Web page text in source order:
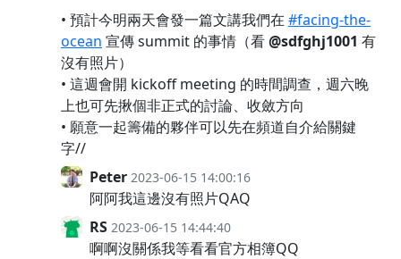
• 預計今明兩天會發一篇文講我們在 #facing-the-
ocean 宣傳 summit 的事情（看@sdfghj1001 有
沒有照片）
• 這週會開 kickoff meeting 的時間調查，週六晚
上也可先揪個非正式的討論、收斂方向
• 願意一起籌備的夥伴可以先在頻道自介給關鍵
字//
Peter 2023-06-15 14:00:16
阿阿我這邊沒有照片QAQ
RS 2023-06-15 14:44:40
啊啊沒關係我等看看官方相簿QQ